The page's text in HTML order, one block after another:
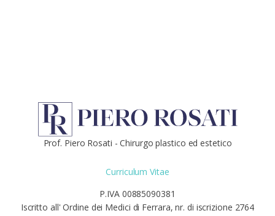
Prof. Piero Rosati - Chirurgo plastico ed estetico
Curriculum Vitae
P.IVA 00885090381
Iscritto all' Ordine dei Medici di Ferrara, nr. di iscrizione 2764